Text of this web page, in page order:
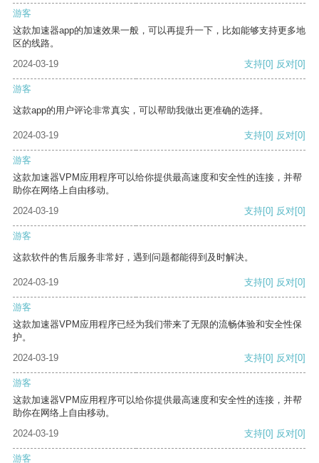
游客
这款加速器app的加速效果一般，可以再提升一下，比如能够支持更多地
区的线路。
2024-03-19
支持[0] 反对[0]
游客
这款app的用户评论非常真实，可以帮助我做出更准确的选择。
2024-03-19 支持[0] 反对[0]
游客
这款加速器VPM应用程序可以给你提供最高速度和安全性的连接，并帮
助你在网络上自由移动。
2024-03-19
支持[0] 反对[0]
游客
这款软件的售后服务非常好，遇到问题都能得到及时解决。
2024-03-19 支持[0] 反对[0]
游客
这款加速器VPM应用程序已经为我们带来了无限的流畅体验和安全性保
护。
2024-03-19
支持[0] 反对[0]
游客
这款加速器VPM应用程序可以给你提供最高速度和安全性的连接，并帮
助你在网络上自由移动。
2024-03-19
支持[0] 反对[0]
游客